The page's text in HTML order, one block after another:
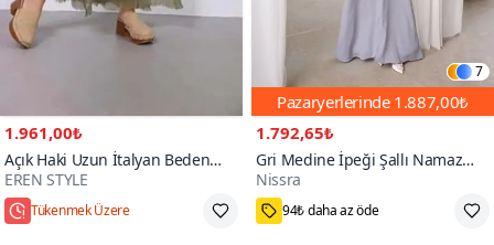
1.961,00₺
Açık Haki Uzun İtalyan Beden
İnce Gösteren Kat İpek Straplez
Elbise Etek
EREN STYLE
Hızlı Kargo
7
Pazaryerlerinde 1.887,00₺
1.792,65₺
Gri Medine İpeği Şallı Namaz
Elbise
Nissra
Standart